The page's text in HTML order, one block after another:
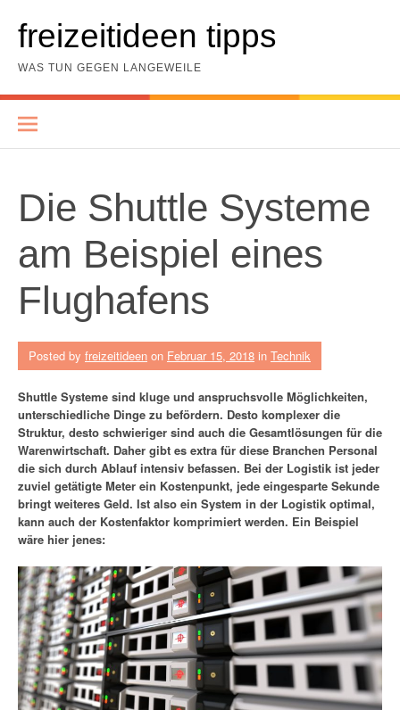
contentfreizeitideen tipps
WAS TUN GEGEN LANGEWEILE
Die Shuttle Systeme
am Beispiel eines
Flughafens
Posted by freizeitideen on Februar 15, 2018 in Technik
Shuttle Systeme sind kluge und anspruchsvolle Möglichkeiten,
unterschiedliche Dinge zu befördern. Desto komplexer die
Struktur, desto schwieriger sind auch die Gesamtlösungen für die
Warenwirtschaft. Daher gibt es extra für diese Branchen Personal
die sich durch Ablauf intensiv befassen. Bei der Logistik ist jeder
zuviel getätigte Meter ein Kostenpunkt, jede eingesparte Sekunde
bringt weiteres Geld. Ist also ein System in der Logistik optimal,
kann auch der Kostenfaktor komprimiert werden. Ein Beispiel
wäre hier jenes: